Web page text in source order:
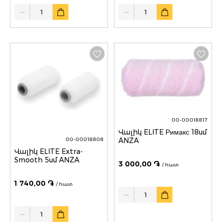
00-00018808
Վալիկ ELITE Extra-
Smooth 5սմ ANZA
1 740,00 ֏ / հատ
00-00018817
Վալիկ ELITE Римакс 18սմ
ANZA
3 000,00 ֏ / հատ
Quantity